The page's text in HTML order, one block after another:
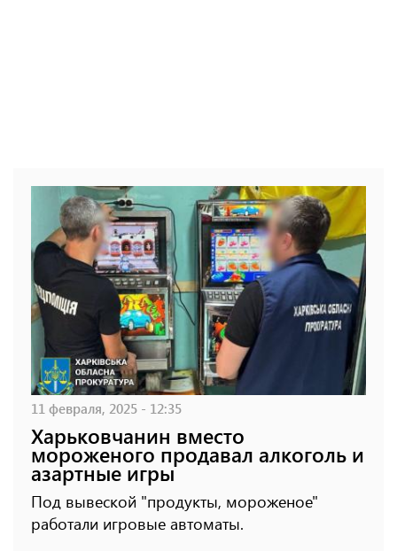
11 февраля, 2025 - 12:35
Харьковчанин вместо
мороженого продавал алкоголь и
азартные игры
Под вывеской "продукты, мороженое"
работали игровые автоматы.